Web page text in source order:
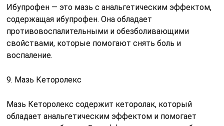
Ибупрофен — это мазь с анальгетическим эффектом,
содержащая ибупрофен. Она обладает
противовоспалительными и обезболивающими
свойствами, которые помогают снять боль и
воспаление.
9. Мазь Кеторолекс
Мазь Кеторолекс содержит кеторолак, который
обладает анальгетическим эффектом и помогает